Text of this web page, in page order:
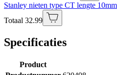
Stanley nieten type CT lengte
Totaal 32.99
Specificaties
Product